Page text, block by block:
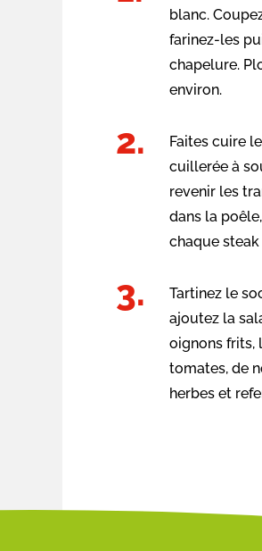
blanc.
farinez-les
chapelure.
environ.
Faites cuire
cuillerée à
revenir les
dans la
chaque
Tartinez le
ajoutez la
oignons frits,
tomates, de
herbes et